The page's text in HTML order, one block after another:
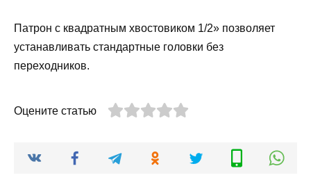
Патрон с квадратным хвостовиком 1/2» позволяет
устанавливать стандартные головки без
переходников.
Оцените статью